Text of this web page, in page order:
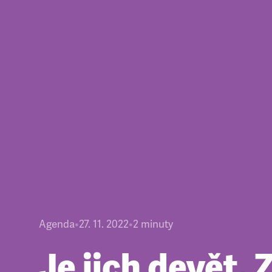
Agenda•27. 11. 2022•2 minuty